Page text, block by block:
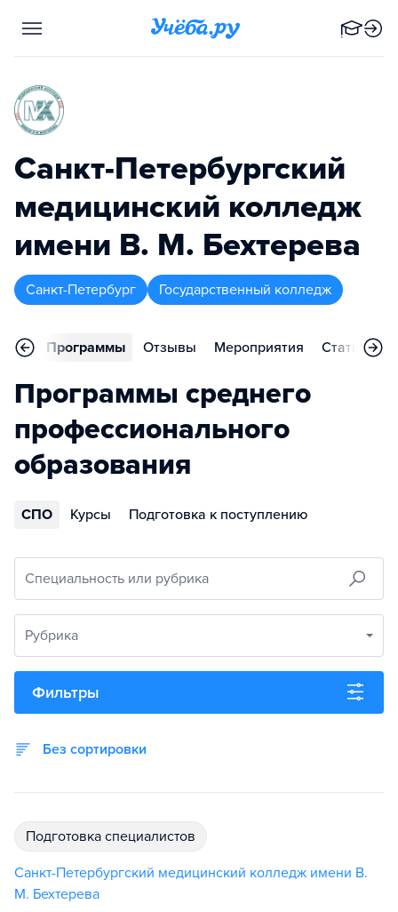
Санкт-Петербургский
медицинский колледж
имени В. М. Бехтерева
Санкт-Петербург Государственный колледж
Программы Отзывы Мероприятия Статьи
Программы среднего
профессионального
образования
СПО Курсы Подготовка к поступлению
Специальность или рубрика
Рубрика
Фильтры
Без сортировки
подготовка специалистов
Санкт-Петербургский медицинский колледж имени В.
М. Бехтерева